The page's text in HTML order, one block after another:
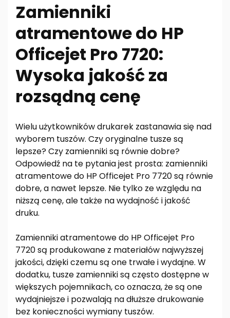
Zamienniki
atramentowe do HP
Officejet Pro 7720:
Wysoka jakość za
rozsądną cenę
Wielu użytkowników drukarek zastanawia się nad
wyborem tuszów. Czy oryginalne tusze są
lepsze? Czy zamienniki są równie dobre?
Odpowiedź na te pytania jest prosta: zamienniki
atramentowe do HP Officejet Pro 7720 są równie
dobre, a nawet lepsze. Nie tylko ze względu na
niższą cenę, ale także na wydajność i jakość
druku.
Zamienniki atramentowe do HP Officejet Pro
7720 są produkowane z materiałów najwyższej
jakości, dzięki czemu są one trwałe i wydajne. W
dodatku, tusze zamienniki są często dostępne w
większych pojemnikach, co oznacza, że są one
wydajniejsze i pozwalają na dłuższe drukowanie
bez konieczności wymiany tuszów.